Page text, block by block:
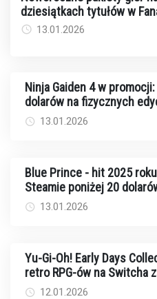
dziesiątkach tytułów w
13.01.2026
Ninja Gaiden 4 w
dolarów na fizycznych
13.01.2026
Blue Prince - hit 2025
Steamie poniżej 20
13.01.2026
Yu-Gi-Oh! Early Days
retro RPG-ów na Switcha
12.01.2026